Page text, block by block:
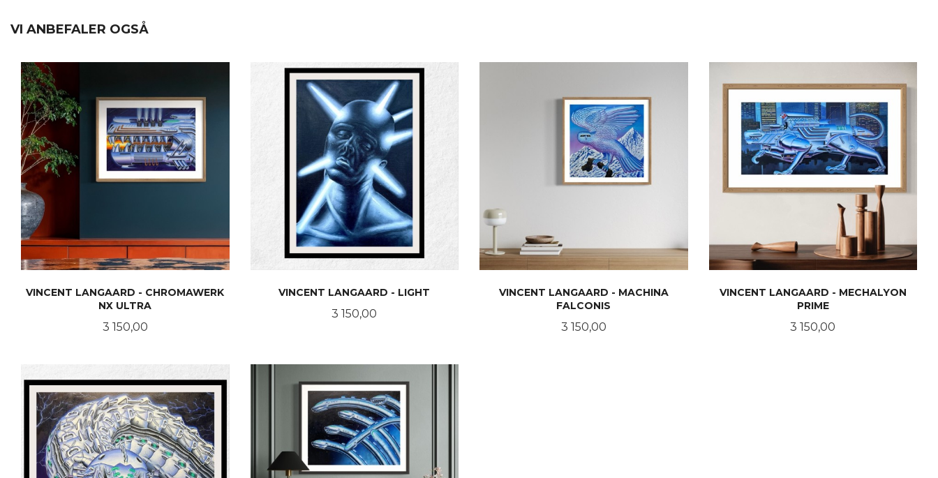
VI ANBEFALER OGSÅ
VINCENT LANGAARD - CHROMAWERK
NX ULTRA
Pris
3 150,00
VINCENT LANGAARD - LIGHT
Pris
3 150,00
VINCENT LANGAARD - MACHINA
FALCONIS
Pris
3 150,00
VINCENT LANGAARD - MECHALYON
PRIME
Pris
3 150,00